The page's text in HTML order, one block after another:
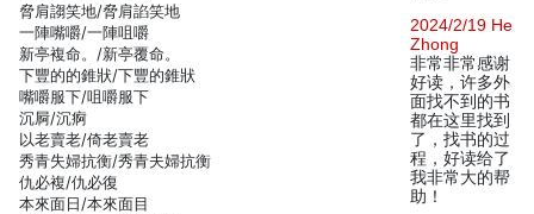
脅肩謅笑地/脅肩諂笑地
一陣嘴嚼/一陣咀嚼
新亭複命。/新亭覆命。
下豐的的錐狀/下豐的錐狀
嘴嚼服下/咀嚼服下
沉屙/沉痾
以老賣老/倚老賣老
秀青失婦抗衡/秀青夫婦抗衡
仇必複/仇必復
本來面日/本來面目
2024/2/19 He
Zhong
非常非常感谢
好读，许多外
面找不到的书
都在这里找到
了，找书的过
程，好读给了
我非常大的帮
助！